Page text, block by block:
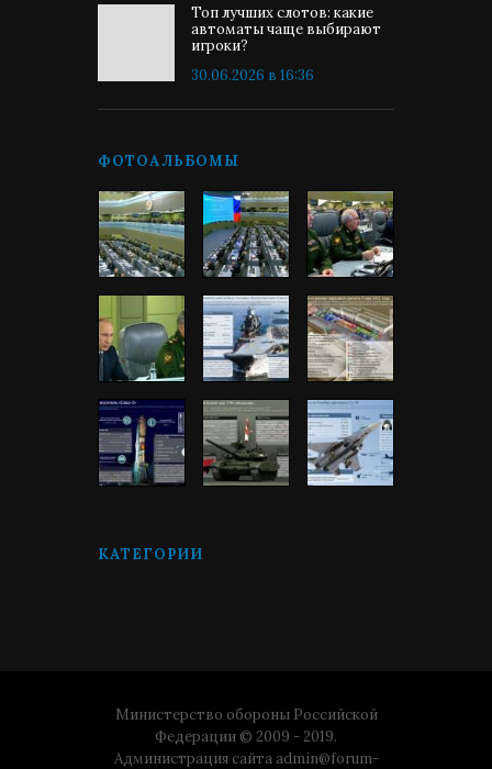
Топ лучших слотов: какие
автоматы чаще выбирают
игроки?
30.06.2026 в 16:36
ФОТОАЛЬБОМЫ
КАТЕГОРИИ
Министерство обороны Российской
Федерации © 2009 - 2019.
Администрация сайта admin@forum-